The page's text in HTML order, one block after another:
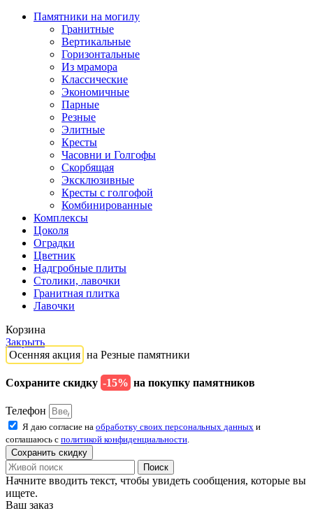
Памятники на могилу
Гранитные
Вертикальные
Горизонтальные
Из мрамора
Классические
Экономичные
Парные
Резные
Элитные
Кресты
Часовни и Голгофы
Скорбящая
Эксклюзивные
Кресты с голгофой
Комбинированные
Комплексы
Цоколя
Оградки
Цветник
Надгробные плиты
Столики, лавочки
Гранитная плитка
Лавочки
Корзина
Закрыть
Осенняя акция на Резные памятники
Сохраните скидку -15% на покупку памятников
Телефон
Я даю согласие на обработку своих персональных данных и
соглашаюсь с политикой конфиденциальности
Сохранить скидку
Поиск
Начните вводить текст, чтобы увидеть сообщения, которые вы
ищете.
Ваш заказ